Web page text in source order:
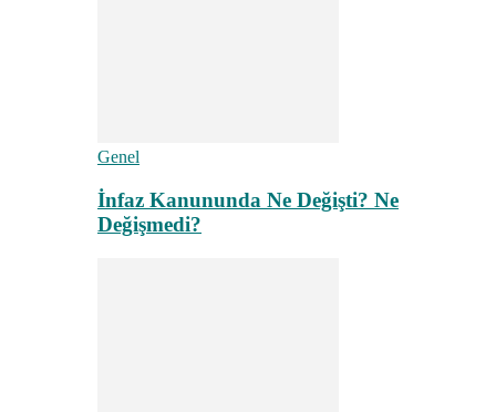
Genel
İnfaz Kanununda Ne Değişti? Ne
Değişmedi?